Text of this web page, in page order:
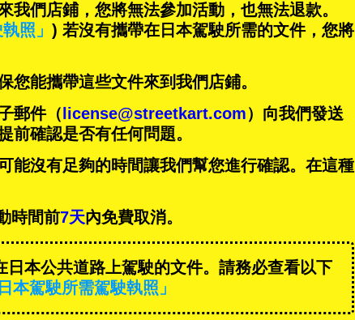
們店鋪，您將無法參加活動，也無法退款。
照」 ) 若沒有攜帶在日本駕駛所需的文件，您將
您能攜帶這些文件來到我們店鋪。
郵件（ license@streetkart.com）向我們發送
前確認是否有任何問題。
能沒有足夠的時間讓我們幫您進行確認。在這種
時間前7天內免費取消。
本公共道路上駕駛的文件。請務必查看以下
本駕駛所需駕駛執照」